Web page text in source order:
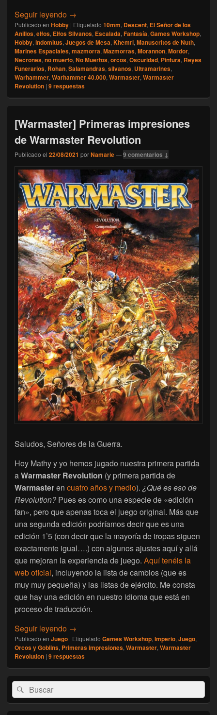
Seguir leyendo [Escalada] Namarie, resumen 2021
→
Publicado en Hobby | Etiquetado 10mm, Descent, El Señor de los
Anillos, elfos, Elfos Silvanos, Escalada, Fantasía, Games Workshop,
Hobby, indomitus, Juegos de Mesa, Khemri, Manuscritos de Nuth,
Marines Espaciales, mazmorra, Mazmorras, Morannon, Mordor,
Necrones, no muerto, No Muertos, orcos, Oscuridad, Pintura, Reyes
Funerarios, Rohan, Salamandras, silvanos, Ultramarines,
Warhammer, Warhammer 40.000, Warmaster, Warmaster
Revolution | 9respuestas
[Warmaster] Primeras impresiones
de Warmaster Revolution
Publicado el 22/08/2021 porNamarie—9 comentarios ↓
Saludos, Señores de la Guerra.
Hoy Mathy y yo hemos jugado nuestra primera partida
aWarmaster Revolution (y primera partida de
Warmasteren cuatro años y medio). ¿Qué es eso de
Revolution?Pues es como una especie de «edición
fan», pero que apenas toca el juego original. Más que
una segunda edición podríamos decir que es una
edición 1’5 (con decir que la mayoría de tropas siguen
exactamente igual….) con algunos ajustes aquí y allá
que mejoran la experiencia de juego. Aquí tenéis la
web oficial, incluyendo la lista de cambios (que es
muy muy pequeña) y las listas de ejército. Me consta
que hay una edición en nuestro idioma que está en
proceso de traducción.
Seguir leyendo [Warmaster] Primeras impresiones de
→
Publicado en Juego | Etiquetado Games Workshop, Imperio, Juego,
Orcos y Goblins, Primeras impresiones, Warmaster, Warmaster
Revolution | 9respuestas
El
área
de
Buscar
por:
Buscar